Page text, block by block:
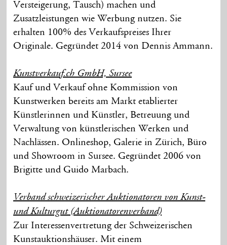
Versteigerung, Tausch) machen und
Zusatzleistungen wie Werbung nutzen. Sie
erhalten 100% des Verkaufspreises Ihrer
Originale. Gegründet 2014 von Dennis Ammann.
Kunstverkauf.ch GmbH, Sursee
Kauf und Verkauf ohne Kommission von
Kunstwerken bereits am Markt etablierter
Künstlerinnen und Künstler, Betreuung und
Verwaltung von künstlerischen Werken und
Nachlässen. Onlineshop, Galerie in Zürich, Büro
und Showroom in Sursee. Gegründet 2006 von
Brigitte und Guido Marbach.
Verband schweizerischer Auktionatoren von Kunst-
und Kulturgut (Auktionatorenverband)
Zur Interessenvertretung der Schweizerischen
Kunstauktionshäuser. Mit einem